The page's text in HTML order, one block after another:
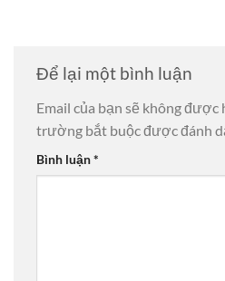
Để lại một bình luận
Email của bạn sẽ không được
trường bắt buộc được đánh
Bình luận*